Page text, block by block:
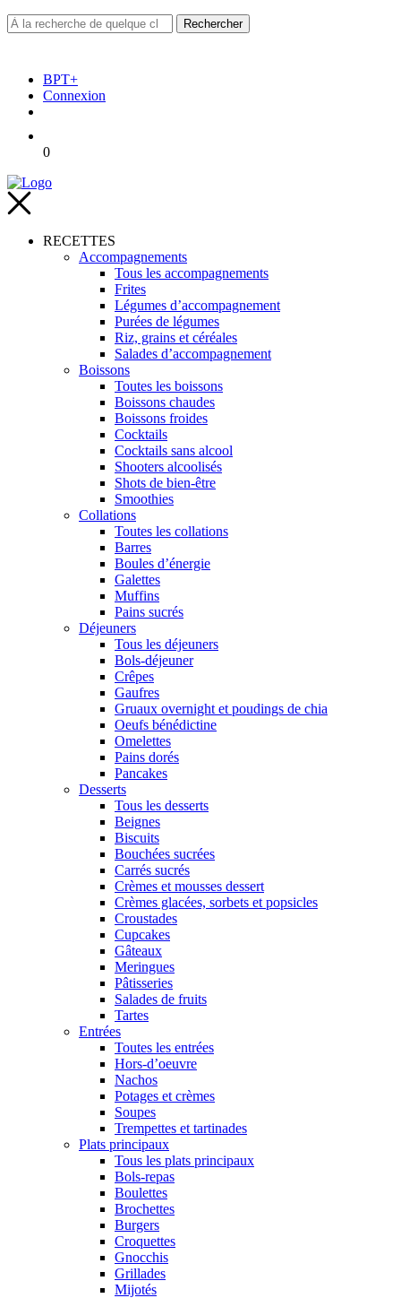
BPT+
Connexion
0
RECETTES
Accompagnements
Tous les accompagnements
Frites
Légumes d’accompagnement
Purées de légumes
Riz, grains et céréales
Salades d’accompagnement
Boissons
Toutes les boissons
Boissons chaudes
Boissons froides
Cocktails
Cocktails sans alcool
Shooters alcoolisés
Shots de bien-être
Smoothies
Collations
Toutes les collations
Barres
Boules d’énergie
Galettes
Muffins
Pains sucrés
Déjeuners
Tous les déjeuners
Bols-déjeuner
Crêpes
Gaufres
Gruaux overnight et poudings de chia
Oeufs bénédictine
Omelettes
Pains dorés
Pancakes
Desserts
Tous les desserts
Beignes
Biscuits
Bouchées sucrées
Carrés sucrés
Crèmes et mousses dessert
Crèmes glacées, sorbets et popsicles
Croustades
Cupcakes
Gâteaux
Meringues
Pâtisseries
Salades de fruits
Tartes
Entrées
Toutes les entrées
Hors-d’oeuvre
Nachos
Potages et crèmes
Soupes
Trempettes et tartinades
Plats principaux
Tous les plats principaux
Bols-repas
Boulettes
Brochettes
Burgers
Croquettes
Gnocchis
Grillades
Mijotés